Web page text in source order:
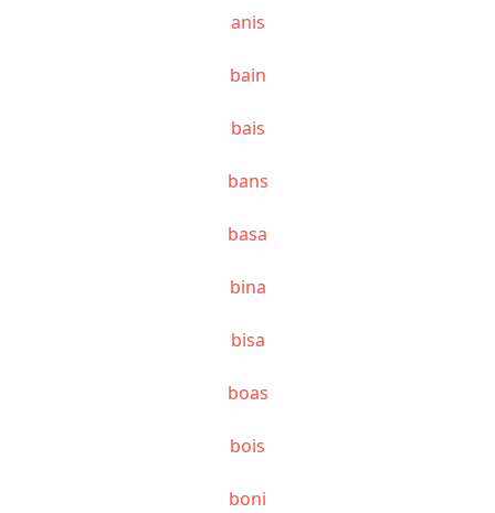
anis
bain
bais
bans
basa
bina
bisa
boas
bois
boni